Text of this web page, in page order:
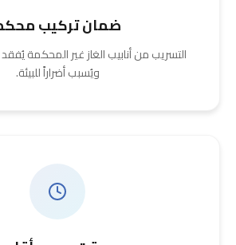
ضمان تركيب
التسريب من أنابيب الغاز غير المحكمة
ويُسبب أضراراً للبيئة.